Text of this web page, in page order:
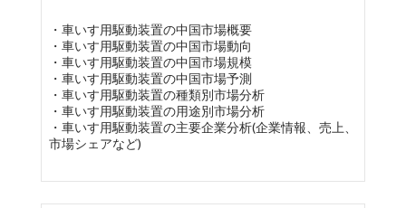
・車いす用駆動装置の中国市場概要
・車いす用駆動装置の中国市場動向
・車いす用駆動装置の中国市場規模
・車いす用駆動装置の中国市場予測
・車いす用駆動装置の種類別市場分析
・車いす用駆動装置の用途別市場分析
・車いす用駆動装置の主要企業分析(企業情報、売上、
市場シェアなど)